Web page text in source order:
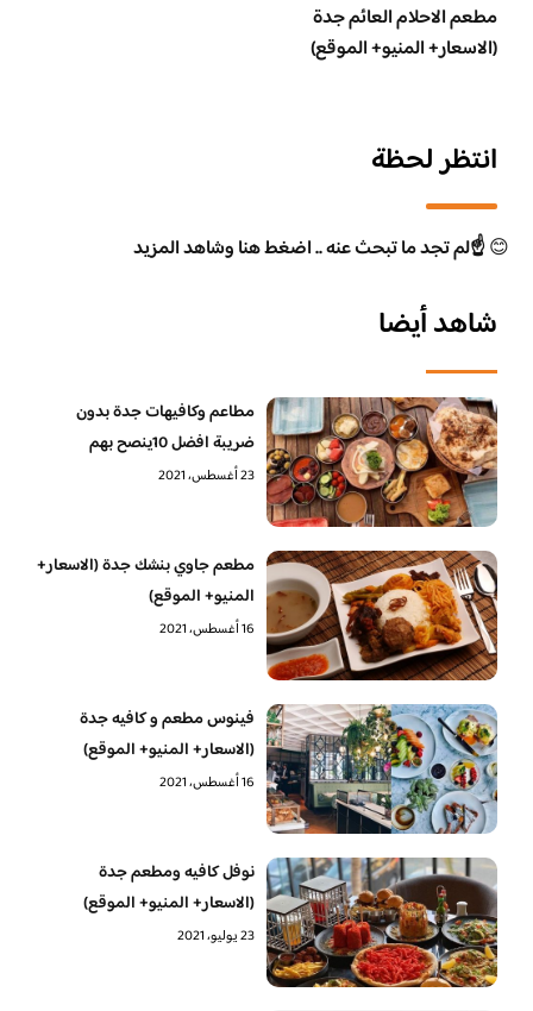
مطعم الاحلام العائم جدة
(الاسعار+ المنيو+ الموقع)
انتظر لحظة
😊☝️لم تجد ما تبحث عنه .. اضغط هنا وشاهد المزيد
شاهد أيضا
مطاعم وكافيهات جدة بدون
ضريبة افضل 10ينصح بهم
23 أغسطس، 2021
مطعم جاوي بنشك جدة (الاسعار+
المنيو+ الموقع)
16 أغسطس، 2021
فينوس مطعم و كافيه جدة
(الاسعار+ المنيو+ الموقع)
16 أغسطس، 2021
نوفل كافيه ومطعم جدة
(الاسعار+ المنيو+ الموقع)
23 يوليو، 2021